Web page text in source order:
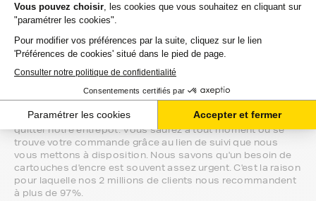
Notre équipe de conseillers saura vous accompagner sur le
meilleur choix ou sur l'installation de vos cartouches
d'encre. Ils sont disponibles soit par message au sein de
votre espace client ou directement par téléphone.
Une fois votre choix effectué, votre paiement est effectué
de manière complètement sécurisée. Plusieurs moyens de
paiements sont proposés selon vos besoins.
Il ne reste plus à vos cartouches d'encre pour lexmark f de
quitter notre entrepôt. Vous saurez à tout moment où se
trouve votre commande grâce au lien de suivi que nous
vous mettons à disposition. Nous savons qu'un besoin de
cartouches d'encre est souvent assez urgent. C'est la raison
pour laquelle nos 2 millions de clients nous recommandent
à plus de 97%.